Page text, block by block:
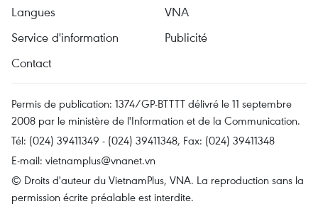
Langues
VNA
Service d'information
Publicité
Contact
Permis de publication: 1374/GP-BTTTT délivré le 11 septembre
2008 par le ministère de l'Information et de la Communication.
Tél: (024) 39411349 - (024) 39411348, Fax: (024) 39411348
E-mail: vietnamplus@vnanet.vn
© Droits d'auteur du VietnamPlus, VNA. La reproduction sans la
permission écrite préalable est interdite.